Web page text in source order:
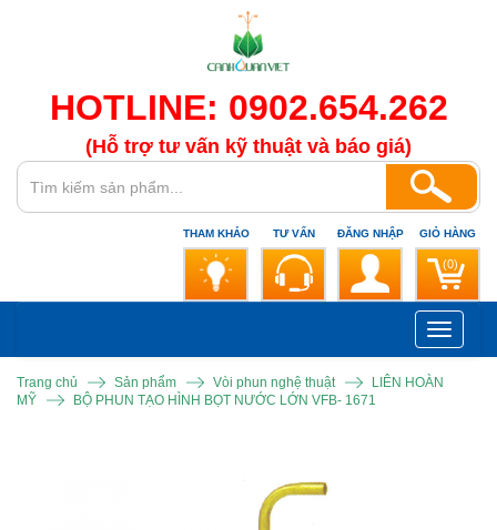
HOTLINE: 0902.654.262
(Hỗ trợ tư vấn kỹ thuật và báo giá)
THAM KHẢO TƯ VẤN ĐĂNG NHẬP GIỎ HÀNG
(0)
Toggle
Trang chủ Sản phẩm Vòi phun nghệ thuật
LIÊN HOÀN
MỸ
BỘ PHUN TẠO HÌNH BỌT NƯỚC LỚN VFB- 1671